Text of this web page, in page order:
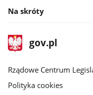
Na skróty
stopka
gov.plStrona
gov.pl
Rządowe Centrum
Polityka cookies